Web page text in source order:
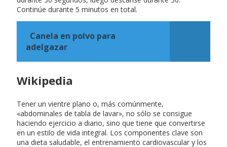
Continúe durante 5 minutos en total.
Canela en polvo para
adelgazar
Wikipedia
Tener un vientre plano o, más comúnmente,
«abdominales de tabla de lavar», no sólo se consigue
haciendo ejercicio a diario, sino que tiene que convertirse
en un estilo de vida integral. Los componentes clave son
una dieta saludable, el entrenamiento cardiovascular y los